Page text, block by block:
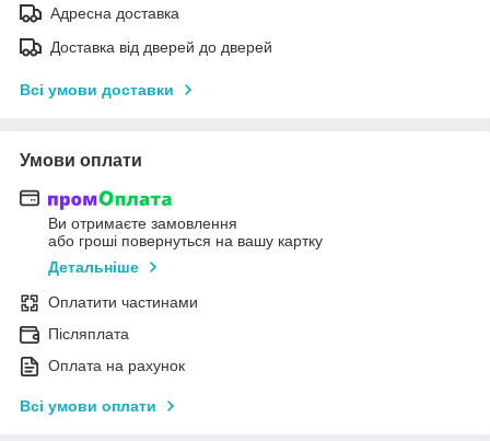
Адресна доставка
Доставка від дверей до дверей
Всі умови доставки
Умови оплати
Ви отримаєте замовлення
або гроші повернуться на вашу картку
Детальніше
Оплатити частинами
Післяплата
Оплата на рахунок
Всі умови оплати